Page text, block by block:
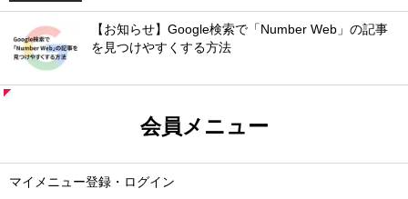
【お知らせ】Google検索で「Number Web」の記事
を見つけやすくする方法
会員メニュー
マイメニュー登録・ログイン